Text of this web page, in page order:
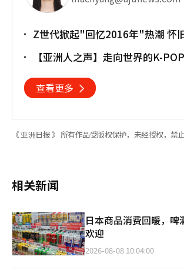
Z世代掀起"回忆2016年"热潮 怀
【亚洲人之声】走向世界的K-
查看更多
《 亚洲日报 》 所有作品受版权保护，未经授权，禁止
相关新闻
日本商品消费回暖，啤
欢迎
2026-08-08 10:04:00